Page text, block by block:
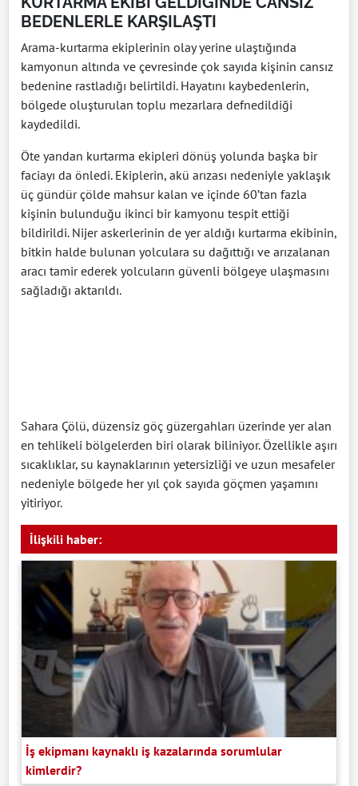
BEDENLERLE KARŞILAŞTI
Arama-kurtarma ekiplerinin olay yerine ulaştığında
kamyonun altında ve çevresinde çok sayıda kişinin cansız
bedenine rastladığı belirtildi. Hayatını kaybedenlerin,
bölgede oluşturulan toplu mezarlara defnedildiği
kaydedildi.
Öte yandan kurtarma ekipleri dönüş yolunda başka bir
faciayı da önledi. Ekiplerin, akü arızası nedeniyle yaklaşık
üç gündür çölde mahsur kalan ve içinde 60’tan fazla
kişinin bulunduğu ikinci bir kamyonu tespit ettiği
bildirildi. Nijer askerlerinin de yer aldığı kurtarma ekibinin,
bitkin halde bulunan yolculara su dağıttığı ve arızalanan
aracı tamir ederek yolcuların güvenli bölgeye ulaşmasını
sağladığı aktarıldı.
Sahara Çölü, düzensiz göç güzergahları üzerinde yer alan
en tehlikeli bölgelerden biri olarak biliniyor. Özellikle aşırı
sıcaklıklar, su kaynaklarının yetersizliği ve uzun mesafeler
nedeniyle bölgede her yıl çok sayıda göçmen yaşamını
yitiriyor.
İlişkili haber:
İş ekipmanı kaynaklı iş kazalarında sorumlular
kimlerdir?